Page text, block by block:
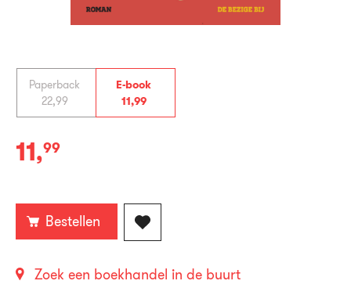
Paperback
22,99
E-book
11,99
E-
11,99
Bestellen
Zoek een boekhandel in de buurt